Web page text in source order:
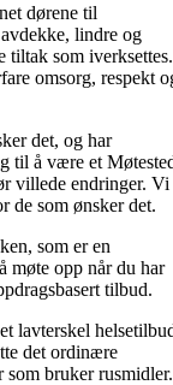
dørene til
lindre og
tiltak som iverksettes.
omsorg, respekt
det, og har
til å være et
villede endringer. Vi
de som ønsker det.
som er en
møte opp når du har
tilbud.
lavterskel
det ordinære
som bruker rusmidler.